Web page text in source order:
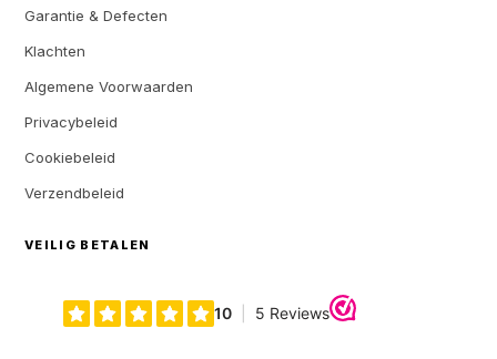
Garantie & Defecten
Klachten
Algemene Voorwaarden
Privacybeleid
Cookiebeleid
Verzendbeleid
VEILIG BETALEN